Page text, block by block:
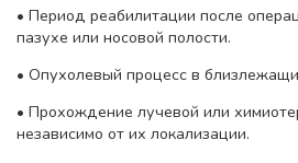
• Период реабилитации после
пазухе или носовой полости.
• Опухолевый процесс в
• Прохождение лучевой или
независимо от их локализации.